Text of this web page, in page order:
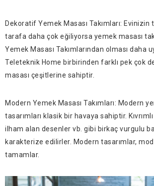
Dekoratif Yemek Masası Takımları: Evinizin
tarafa daha çok eğiliyorsa yemek masası
Yemek Masası Takımlarından olması daha
Teleteknik Home birbirinden farklı pek çok
masası çeşitlerine sahiptir.
Modern Yemek Masası Takımları: Modern
tasarımları klasik bir havaya sahiptir.
ilham alan desenler vb. gibi birkaç vurgulu
karakterize edilirler. Modern tasarımlar,
tamamlar.